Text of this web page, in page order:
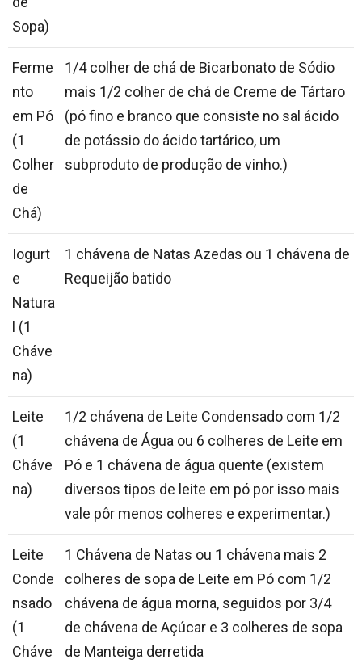
Sopa)
Ferme
nto
em Pó
(1
Colher
de
Chá)
1/4 colher de chá de Bicarbonato de Sódio
mais 1/2 colher de chá de Creme de Tártaro
(pó fino e branco que consiste no sal ácido
de potássio do ácido tartárico, um
subproduto de produção de vinho.)
Iogurt
e
Natura
l (1
Cháve
na)
1 chávena de Natas Azedas ou 1 chávena de
Requeijão batido
Leite
(1
Cháve
na)
1/2 chávena de Leite Condensado com 1/2
chávena de Água ou 6 colheres de Leite em
Pó e 1 chávena de água quente (existem
diversos tipos de leite em pó por isso mais
vale pôr menos colheres e experimentar.)
Leite
Conde
nsado
(1
Cháve
1 Chávena de Natas ou 1 chávena mais 2
colheres de sopa de Leite em Pó com 1/2
chávena de água morna, seguidos por 3/4
de chávena de Açúcar e 3 colheres de sopa
de Manteiga derretida